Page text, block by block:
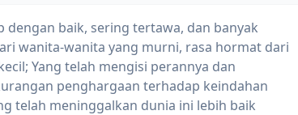
dengan baik, sering tertawa, dan banyak
wanita-wanita yang murni, rasa hormat dari
Yang telah mengisi perannya dan
penghargaan terhadap keindahan
telah meninggalkan dunia ini lebih baik